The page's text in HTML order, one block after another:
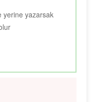
yerine yazarsak